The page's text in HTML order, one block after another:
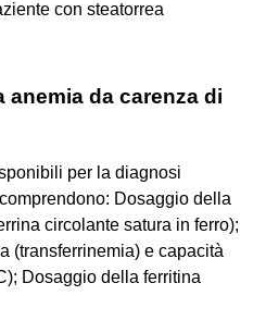
con steatorrea
da carenza di
per la diagnosi
Dosaggio della
circolante satura in ferro);
(transferrinemia) e capacità
Dosaggio della ferritina